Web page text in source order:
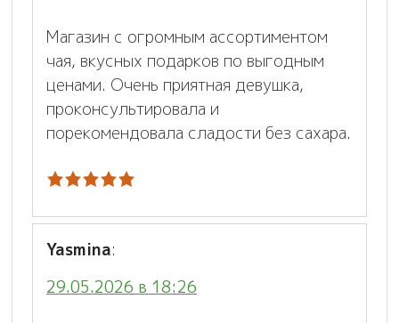
Магазин с огромным ассортиментом
чая, вкусных подарков по выгодным
ценами. Очень приятная девушка,
проконсультировала и
порекомендовала сладости без сахара.
Yasmina:
29.05.2026 в 18:26